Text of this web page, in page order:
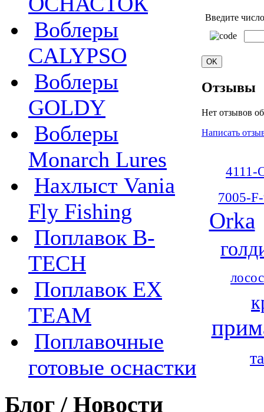
Воблеры
CALYPSO
Воблеры
GOLDY
Воблеры
Monarch Lures
Нахлыст Vania
Fly Fishing
Поплавок B-
TECH
Поплавок EX
TEAM
Поплавочные
готовые оснастки
Блог / Новости
Введите
Отзывы
Нет отзывов
Написать
4111-
7005-
Orka